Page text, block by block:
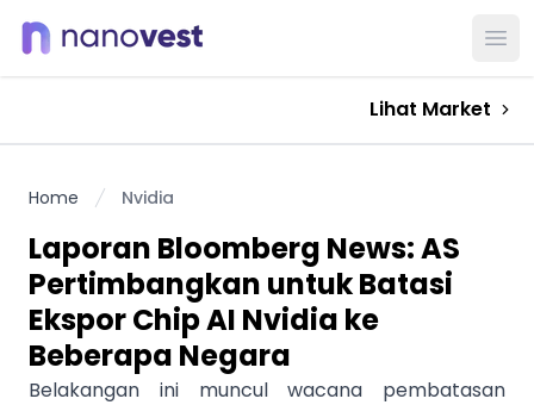
Lihat Market
Home Nvidia
Laporan Bloomberg News: AS
Pertimbangkan untuk Batasi
Ekspor Chip AI Nvidia ke
Beberapa Negara
Belakangan ini muncul wacana pembatasan